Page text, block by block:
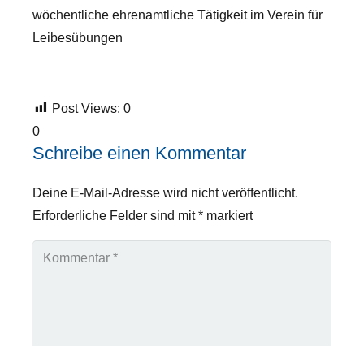
wöchentliche ehrenamtliche Tätigkeit im Verein für
Leibesübungen
Post Views: 0
0
Schreibe einen Kommentar
Deine E-Mail-Adresse wird nicht veröffentlicht.
Erforderliche Felder sind mit* markiert